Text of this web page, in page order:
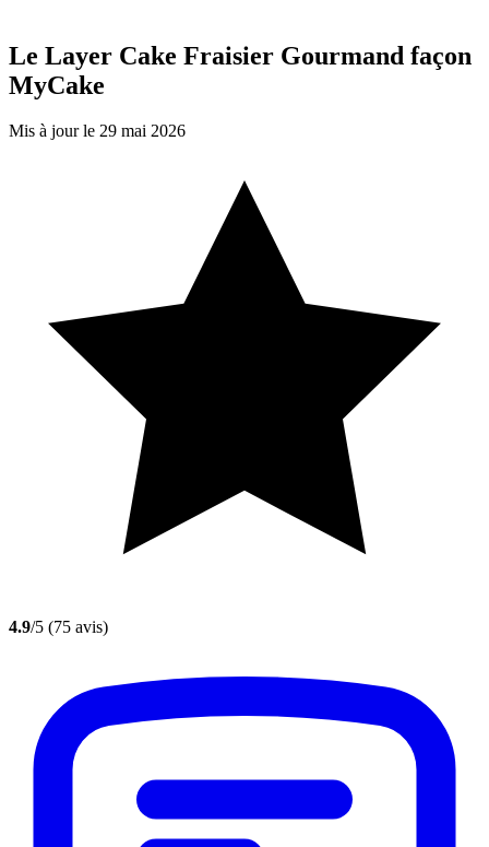
Le Layer Cake Fraisier Gourmand façon
MyCake
Mis à jour le 29 mai 2026
4.9/5 (75 avis)